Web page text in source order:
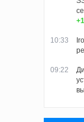
10:33
09:22